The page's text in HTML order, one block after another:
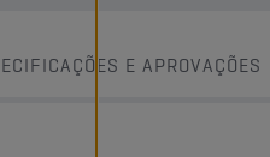
E APROVAÇÕES